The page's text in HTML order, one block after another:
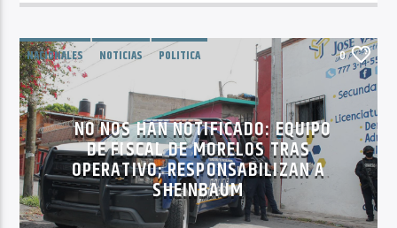
NACIONALES NOTICIAS POLITICA 0
NO NOS HAN NOTIFICADO: EQUIPO
DE FISCAL DE MORELOS TRAS
OPERATIVO; RESPONSABILIZAN A
SHEINBAUM